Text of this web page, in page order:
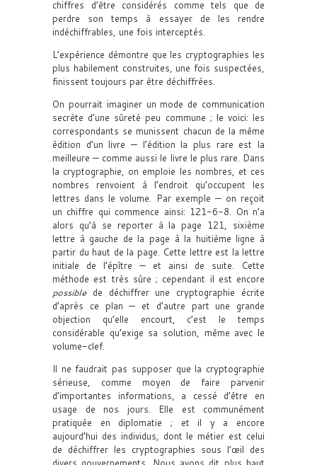
chiffres d’être considérés comme tels que de
perdre son temps à essayer de les rendre
indéchiffrables, une fois interceptés.
L’expérience démontre que les cryptographies les
plus habilement construites, une fois suspectées,
finissent toujours par être déchiffrées.
On pourrait imaginer un mode de communication
secrète d’une sûreté peu commune ; le voici: les
correspondants se munissent chacun de la même
édition d’un livre — l’édition la plus rare est la
meilleure — comme aussi le livre le plus rare. Dans
la cryptographie, on emploie les nombres, et ces
nombres renvoient à l’endroit qu’occupent les
lettres dans le volume. Par exemple — on reçoit
un chiffre qui commence ainsi: 121-6-8. On n’a
alors qu’à se reporter à la page 121, sixième
lettre à gauche de la page à la huitième ligne à
partir du haut de la page. Cette lettre est la lettre
initiale de l’épître — et ainsi de suite. Cette
méthode est très sûre ; cependant il est encore
possiblede déchiffrer une cryptographie écrite
d’après ce plan — et d’autre part une grande
objection qu’elle encourt, c’est le temps
considérable qu’exige sa solution, même avec le
volume-clef.
Il ne faudrait pas supposer que la cryptographie
sérieuse, comme moyen de faire parvenir
d’importantes informations, a cessé d’être en
usage de nos jours. Elle est communément
pratiquée en diplomatie ; et il y a encore
aujourd’hui des individus, dont le métier est celui
de déchiffrer les cryptographies sous l’œil des